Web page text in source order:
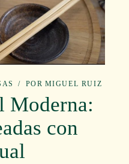
POR MIGUEL RUIZ
Moderna:
con